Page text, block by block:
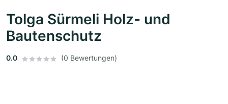
Tolga Sürmeli Holz- und
Bautenschutz
0.0 (0 Bewertungen)